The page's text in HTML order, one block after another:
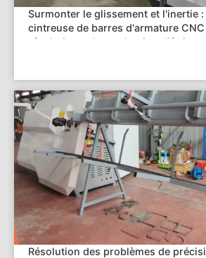
Surmonter le glissement et l'inertie
cintreuse de barres d'armature CNC
révolutionne la production d'étriers
Résolution des problèmes de